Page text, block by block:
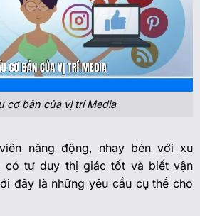
cơ bản của vị trí Media
năng động, nhạy bén với xu
có tư duy thị giác tốt và biết vận
đây là những yêu cầu cụ thể cho